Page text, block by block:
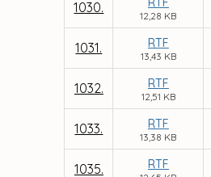
1030.
12,28 KB
1031. RTF
13,43 KB
1032. RTF
12,51 KB
1033. RTF
13,38 KB
1035. RTF